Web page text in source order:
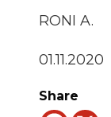
RONI A.
01.11.2020
Share